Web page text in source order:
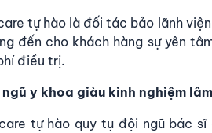
tự hào là đối tác bảo lãnh
đến cho khách hàng sự yên
điều trị.
y khoa giàu kinh nghiệm
tự hào quy tụ đội ngũ bác sĩ